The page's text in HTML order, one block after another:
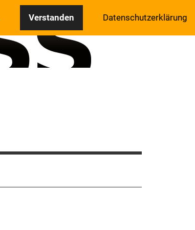
Verstanden Datenschutzerklärung